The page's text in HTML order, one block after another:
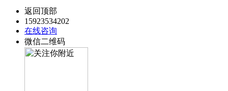
返回顶部
15923534202
在线咨询
微信二维码